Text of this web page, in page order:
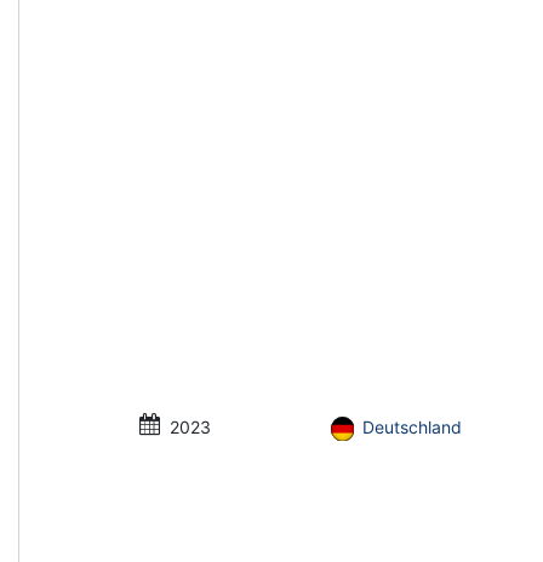
2023 Deutschland